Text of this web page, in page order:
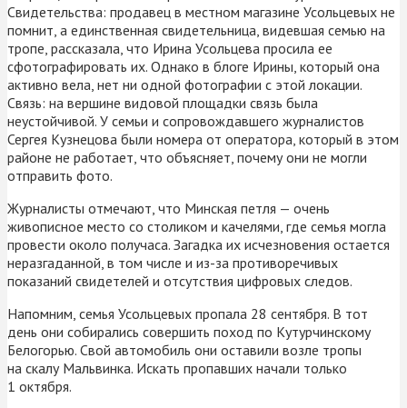
Свидетельства: продавец в местном магазине Усольцевых не
помнит, а единственная свидетельница, видевшая семью на
тропе, рассказала, что Ирина Усольцева просила ее
сфотографировать их. Однако в блоге Ирины, который она
активно вела, нет ни одной фотографии с этой локации.
Связь: на вершине видовой площадки связь была
неустойчивой. У семьи и сопровождавшего журналистов
Сергея Кузнецова были номера от оператора, который в этом
районе не работает, что объясняет, почему они не могли
отправить фото.
Журналисты отмечают, что Минская петля — очень
живописное место со столиком и качелями, где семья могла
провести около получаса. Загадка их исчезновения остается
неразгаданной, в том числе и из-за противоречивых
показаний свидетелей и отсутствия цифровых следов.
Напомним, семья Усольцевых пропала 28 сентября. В тот
день они собирались совершить поход по Кутурчинскому
Белогорью. Свой автомобиль они оставили возле тропы
на скалу Мальвинка. Искать пропавших начали только
1 октября.